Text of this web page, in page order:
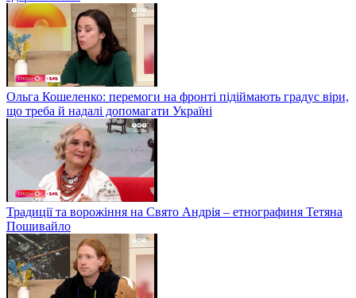
Ольга Кошеленко: перемоги на фронті підіймають градус віри,
що треба й надалі допомагати Україні
Традиції та ворожіння на Свято Андрія – етнографиня Тетяна
Пошивайло